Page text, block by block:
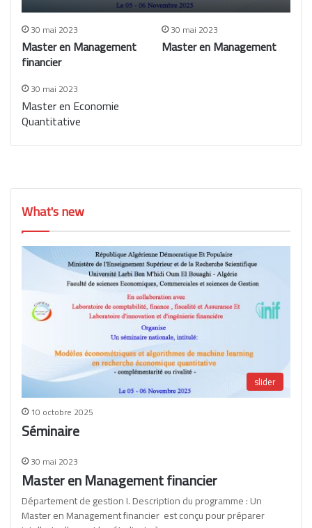
30 mai 2023
Master en Management
financier
30 mai 2023
Master en Management
30 mai 2023
Master en Economie
Quantitative
What's new
slider
10 octobre 2025
Séminaire
30 mai 2023
Master en Management financier
Département de gestion I. Description du programme : Un
Master en Management financier est conçu pour préparer